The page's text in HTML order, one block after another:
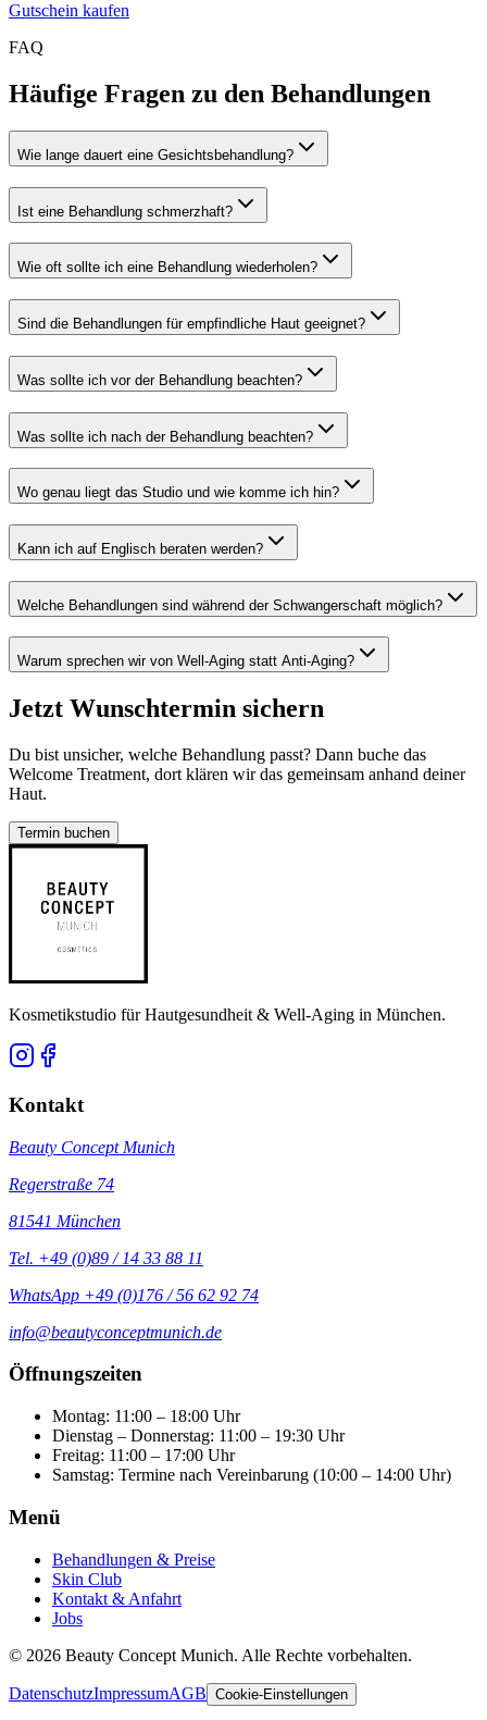
Gutschein kaufen
FAQ
Häufige Fragen zu den Behandlungen
Wie lange dauert eine Gesichtsbehandlung?
Ist eine Behandlung schmerzhaft?
Wie oft sollte ich eine Behandlung wiederholen?
Sind die Behandlungen für empfindliche Haut geeignet?
Was sollte ich vor der Behandlung beachten?
Was sollte ich nach der Behandlung beachten?
Wo genau liegt das Studio und wie komme ich hin?
Kann ich auf Englisch beraten werden?
Welche Behandlungen sind während der Schwangerschaft möglich?
Warum sprechen wir von Well-Aging statt Anti-Aging?
Jetzt Wunschtermin sichern
Du bist unsicher, welche Behandlung passt? Dann buche das
Welcome Treatment, dort klären wir das gemeinsam anhand deiner
Haut.
Termin buchen
Kosmetikstudio für Hautgesundheit & Well-Aging in München.
Kontakt
Beauty Concept Munich
Regerstraße 74
81541 München
Tel. +49 (0)89 / 14 33 88 11
WhatsApp +49 (0)176 / 56 62 92 74
info@beautyconceptmunich.de
Öffnungszeiten
Montag: 11:00 – 18:00 Uhr
Dienstag – Donnerstag: 11:00 – 19:30 Uhr
Freitag: 11:00 – 17:00 Uhr
Samstag: Termine nach Vereinbarung (10:00 – 14:00 Uhr)
Menü
Behandlungen & Preise
Skin Club
Kontakt & Anfahrt
Jobs
© 2026 Beauty Concept Munich. Alle Rechte vorbehalten.
DatenschutzImpressumAGB Cookie-Einstellungen